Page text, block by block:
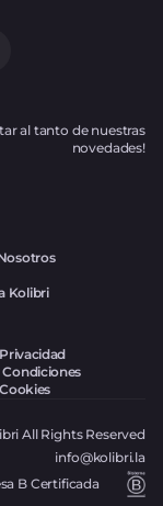
al tanto de nuestras
novedades!
Kolibri
Condiciones
All Rights Reserved
info@kolibri.la
B Certificada